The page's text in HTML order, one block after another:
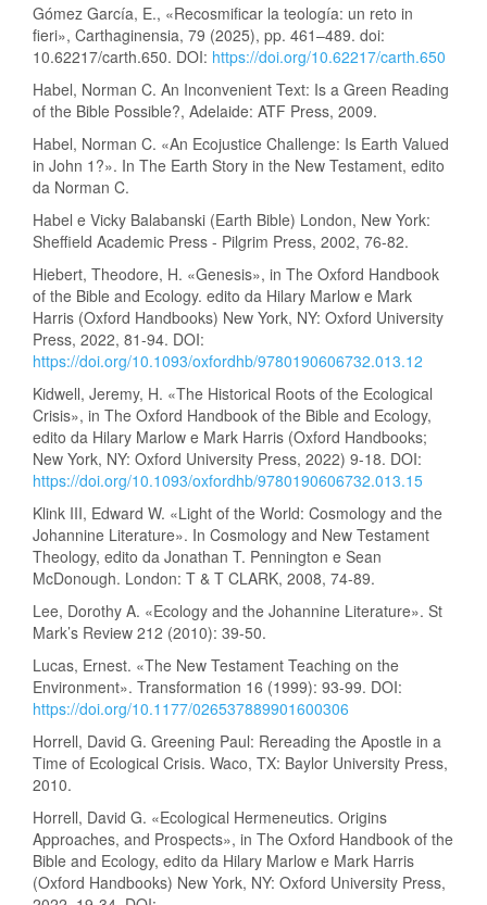
Gómez García, E., «Recosmificar la teología: un reto in
fieri», Carthaginensia, 79 (2025), pp. 461–489. doi:
10.62217/carth.650. DOI: https://doi.org/10.62217/carth.650
Habel, Norman C. An Inconvenient Text: Is a Green Reading
of the Bible Possible?, Adelaide: ATF Press, 2009.
Habel, Norman C. «An Ecojustice Challenge: Is Earth Valued
in John 1?». In The Earth Story in the New Testament, edito
da Norman C.
Habel e Vicky Balabanski (Earth Bible) London, New York:
Sheffield Academic Press - Pilgrim Press, 2002, 76-82.
Hiebert, Theodore, H. «Genesis», in The Oxford Handbook
of the Bible and Ecology. edito da Hilary Marlow e Mark
Harris (Oxford Handbooks) New York, NY: Oxford University
Press, 2022, 81-94. DOI:
https://doi.org/10.1093/oxfordhb/9780190606732.013.12
Kidwell, Jeremy, H. «The Historical Roots of the Ecological
Crisis», in The Oxford Handbook of the Bible and Ecology,
edito da Hilary Marlow e Mark Harris (Oxford Handbooks;
New York, NY: Oxford University Press, 2022) 9-18. DOI:
https://doi.org/10.1093/oxfordhb/9780190606732.013.15
Klink III, Edward W. «Light of the World: Cosmology and the
Johannine Literature». In Cosmology and New Testament
Theology, edito da Jonathan T. Pennington e Sean
McDonough. London: T & T CLARK, 2008, 74-89.
Lee, Dorothy A. «Ecology and the Johannine Literature». St
Mark’s Review 212 (2010): 39-50.
Lucas, Ernest. «The New Testament Teaching on the
Environment». Transformation 16 (1999): 93-99. DOI:
https://doi.org/10.1177/026537889901600306
Horrell, David G. Greening Paul: Rereading the Apostle in a
Time of Ecological Crisis. Waco, TX: Baylor University Press,
2010.
Horrell, David G. «Ecological Hermeneutics. Origins
Approaches, and Prospects», in The Oxford Handbook of the
Bible and Ecology, edito da Hilary Marlow e Mark Harris
(Oxford Handbooks) New York, NY: Oxford University Press,